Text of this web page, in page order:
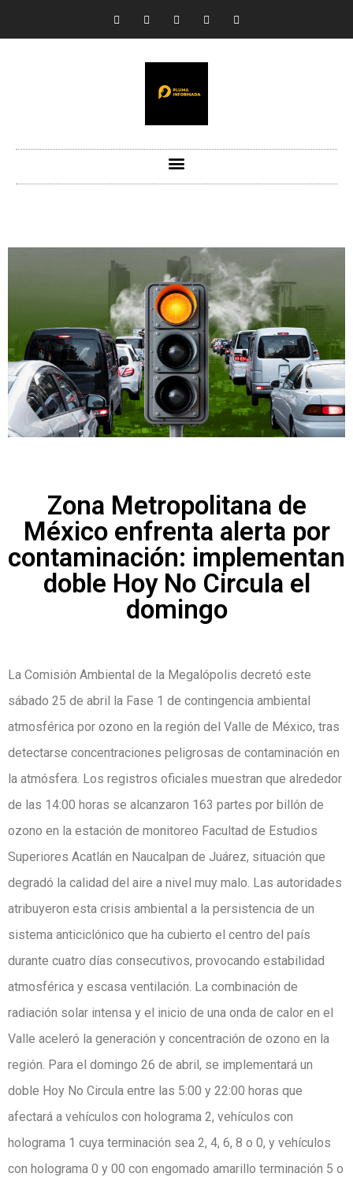
Zona Metropolitana de
México enfrenta alerta por
contaminación: implementan
doble Hoy No Circula el
domingo
La Comisión Ambiental de la Megalópolis decretó este
sábado 25 de abril la Fase 1 de contingencia ambiental
atmosférica por ozono en la región del Valle de México, tras
detectarse concentraciones peligrosas de contaminación en
la atmósfera. Los registros oficiales muestran que alrededor
de las 14:00 horas se alcanzaron 163 partes por billón de
ozono en la estación de monitoreo Facultad de Estudios
Superiores Acatlán en Naucalpan de Juárez, situación que
degradó la calidad del aire a nivel muy malo. Las autoridades
atribuyeron esta crisis ambiental a la persistencia de un
sistema anticiclónico que ha cubierto el centro del país
durante cuatro días consecutivos, provocando estabilidad
atmosférica y escasa ventilación. La combinación de
radiación solar intensa y el inicio de una onda de calor en el
Valle aceleró la generación y concentración de ozono en la
región. Para el domingo 26 de abril, se implementará un
doble Hoy No Circula entre las 5:00 y 22:00 horas que
afectará a vehículos con holograma 2, vehículos con
holograma 1 cuya terminación sea 2, 4, 6, 8 o 0, y vehículos
con holograma 0 y 00 con engomado amarillo terminación 5 o